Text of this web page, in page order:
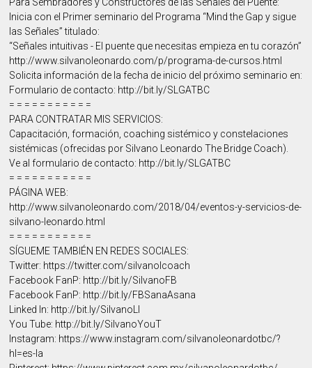
Inicia con el Primer seminario del Programa “Mind the Gap y sigue
las Señales” titulado:
“Señales intuitivas - El puente que necesitas empieza en tu corazón”
http://www.silvanoleonardo.com/p/programa-de-cursos.html
Solicita información de la fecha de inicio del próximo seminario en:
Formulario de contacto: http://bit.ly/SLGATBC
= = = = = = = = = = =
PARA CONTRATAR MIS SERVICIOS:
Capacitación, formación, coaching sistémico y constelaciones
sistémicas (ofrecidas por Silvano Leonardo The Bridge Coach).
Ve al formulario de contacto: http://bit.ly/SLGATBC
= = = = = = = = = = =
PÁGINA WEB:
http://www.silvanoleonardo.com/2018/04/eventos-y-servicios-de-
silvano-leonardo.html
= = = = = = = = = = =
SÍGUEME TAMBIÉN EN REDES SOCIALES:
Twitter: https://twitter.com/silvanolcoach
Facebook FanP: http://bit.ly/SilvanoFB
Facebook FanP: http://bit.ly/FBSanaAsana
Linked In: http://bit.ly/SilvanoLI
You Tube: http://bit.ly/SilvanoYouT
Instagram: https://www.instagram.com/silvanoleonardotbc/?
hl=es-la